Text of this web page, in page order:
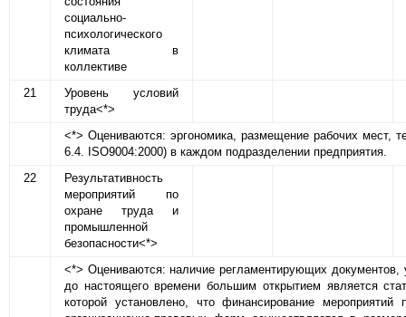
социально-
психологического
климата в
коллективе
21
Уровень условий
труда<*>
<*> Оцениваются: эргономика, размещение рабочих мест,
6.4. ISO9004:2000) в каждом подразделении предприятия.
22
Результативность
мероприятий по
охране труда и
промышленной
безопасности<*>
<*> Оцениваются: наличие регламентирующих документов,
до настоящего времени большим открытием является
которой установлено, что финансирование